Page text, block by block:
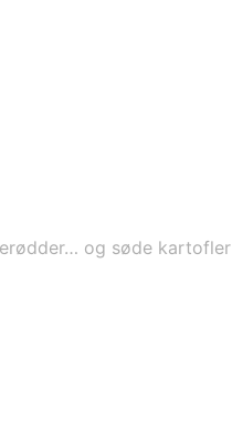
og søde kartofler